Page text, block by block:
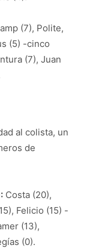
(7), Polite,
(5) -cinco
(7), Juan
al colista, un
de
Costa (20),
Felicio (15) -
(13),
(0).